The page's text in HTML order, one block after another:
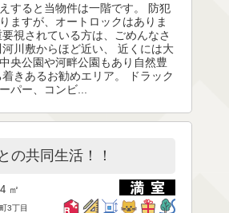
すると当物件は一階です。 防犯
ますが、オートロックはありま
視されている方は、ごめんなさ
川敷からほど近い、 近くには大
央公園や河畔公園もあり自然豊
きあるお勧めエリア。 ドラック
パー、コンビ...
の共同生活！！
㎡
3丁目